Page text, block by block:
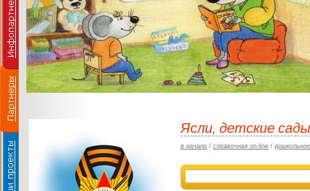
Ясли, детские
в начало / справочная on-line /